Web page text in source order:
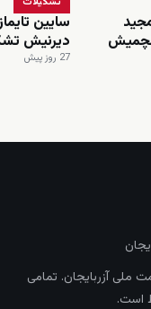
سایین
دیرنیش
27 روز پیش
آزربایجان. تمامی
است.